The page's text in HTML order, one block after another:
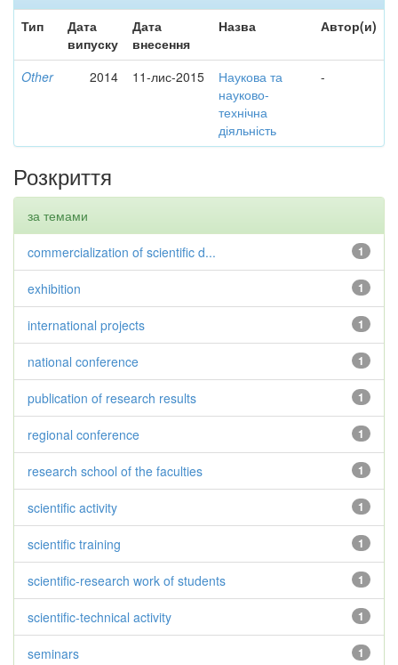
Тип
Дата
випуску
Дата
внесення
Назва Автор(и)
Other 2014 11-лис-2015
Наукова та
науково-
технічна
діяльність
-
Розкриття
за темами
1
commercialization of scientific d...
1
exhibition
1
international projects
1
national conference
1
publication of research results
1
regional conference
1
research school of the faculties
1
scientific activity
1
scientific training
1
scientific-research work of students
1
scientific-technical activity
1
seminars